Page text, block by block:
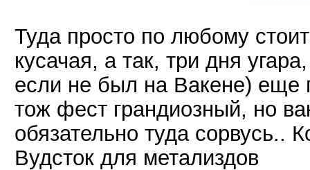
Туда просто по любому
кусачая, а так, три дня
если не был на Вакене) еще
тож фест грандиозный, но
обязательно туда сорвусь..
Вудсток для метализдов